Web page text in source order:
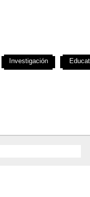
Investigación